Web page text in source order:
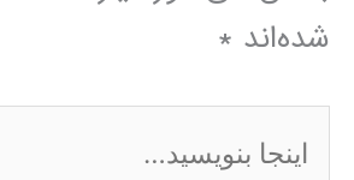
شده‌اند *
اینجا